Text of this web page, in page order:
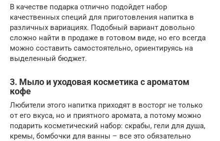
В качестве подарка отлично подойдет набор
качественных специй для приготовления напитка в
различных вариациях. Подобный вариант довольно
сложно найти в продаже в готовом виде, но его всегда
можно составить самостоятельно, ориентируясь на
выделенный бюджет.
3. Мыло и уходовая косметика с ароматом
кофе
Любители этого напитка приходят в восторг не только
от его вкуса, но и приятного аромата, а потому можно
подарить косметический набор: скрабы, гели для душа,
кремы, бомбочки для ванны – все это обязательно